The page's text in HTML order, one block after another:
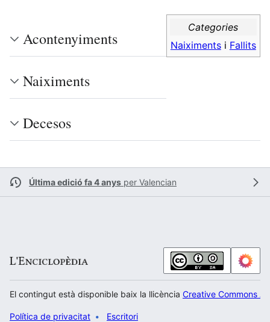
Categories
Naiximentsi Fallits
Acontenyiments
Naiximents
Decesos
Última edició fa 4 anys per Valencian
El contingut està disponible baix la llicència Creative Commons
Política de privacitat Escritori